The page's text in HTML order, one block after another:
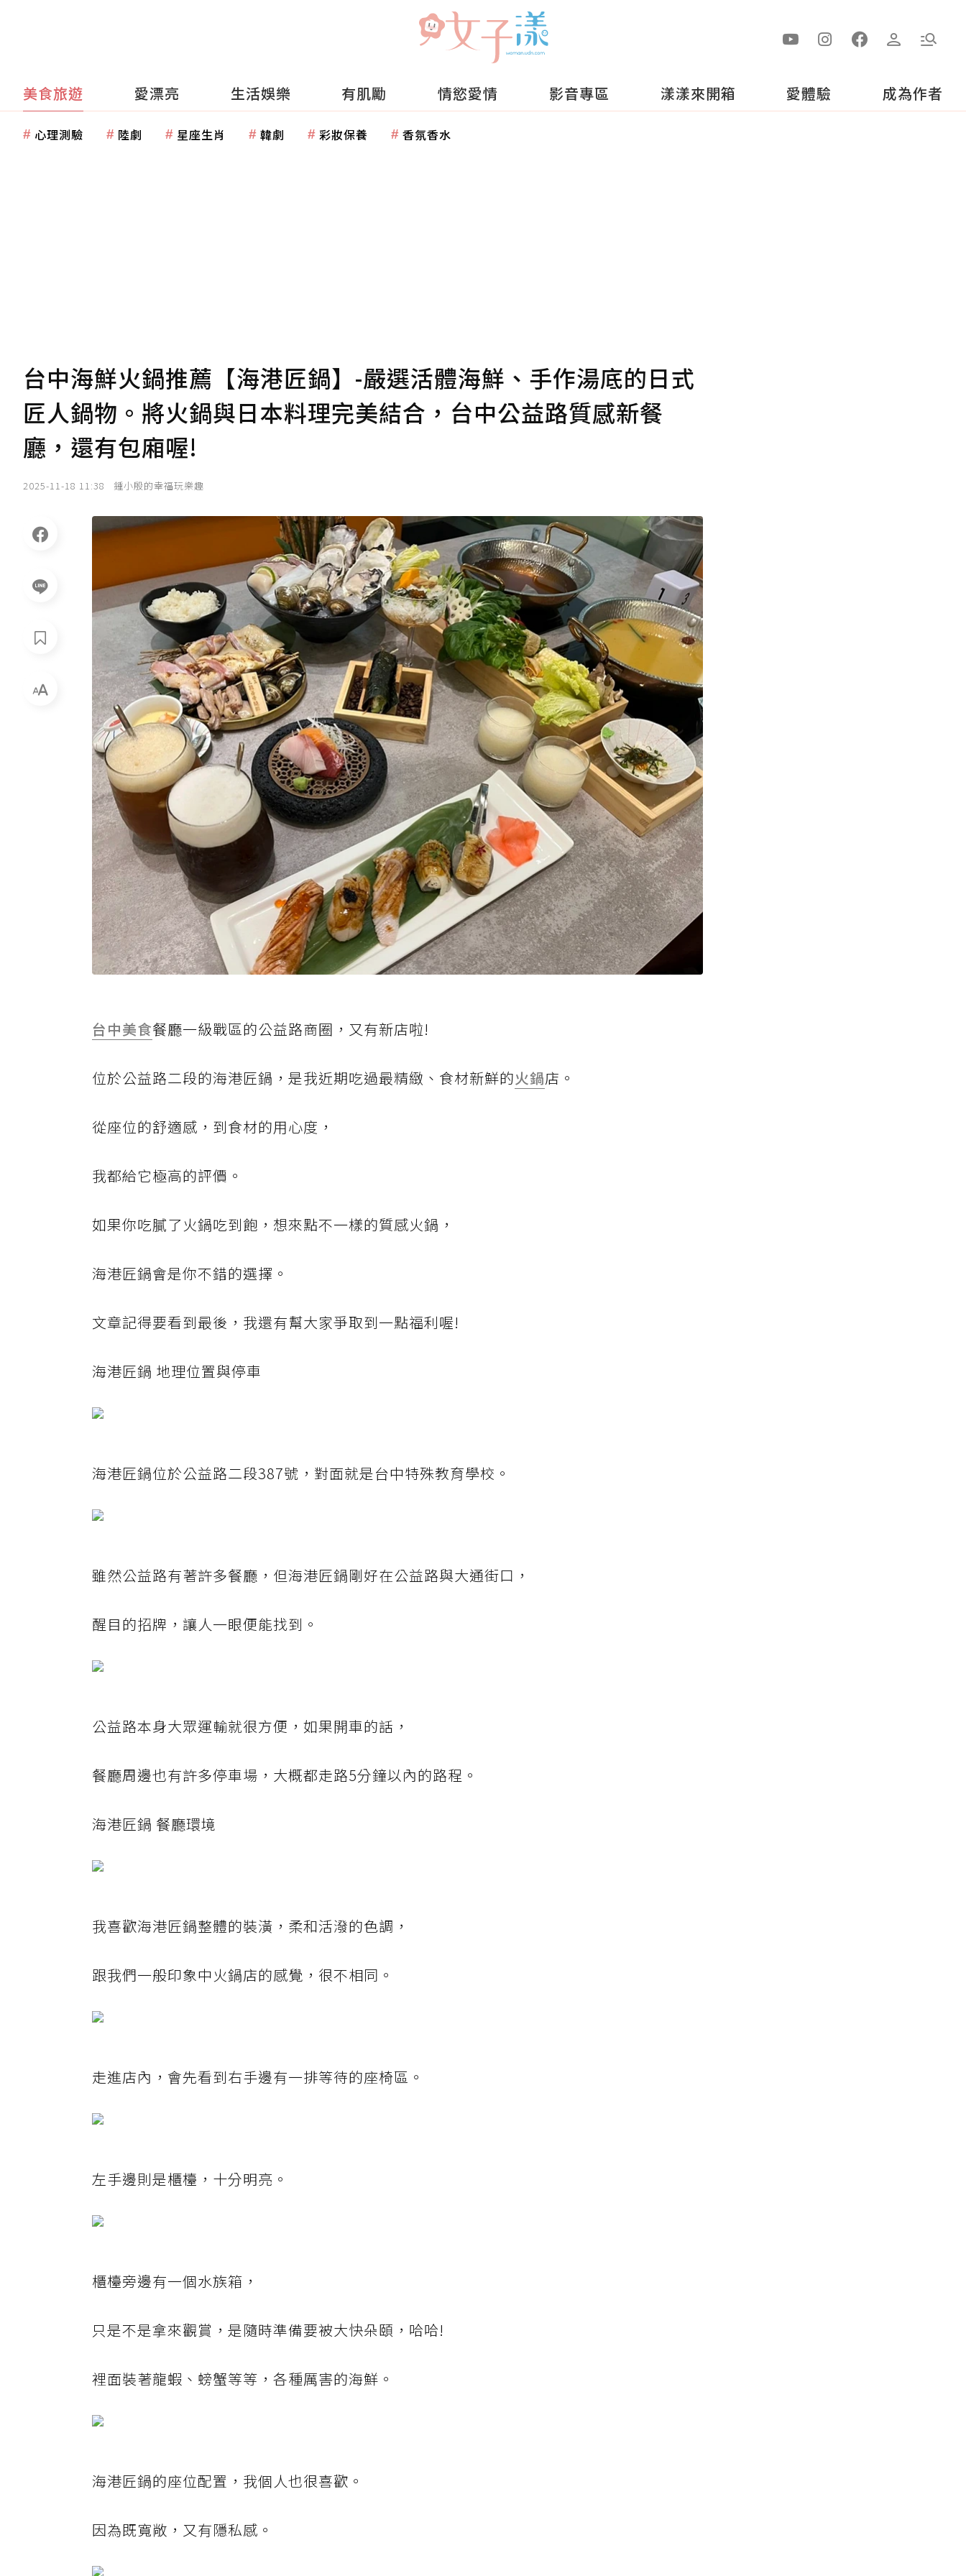
美食旅遊 愛漂亮 生活娛樂 有肌勵 情慾愛情 影音專區 漾漾來開箱 愛體驗 成為作者
心理測驗 陸劇 星座生肖 韓劇 彩妝保養 香氛香水
台中海鮮火鍋推薦【海港匠鍋】-嚴選活體海鮮、手作湯底的日式
匠人鍋物。將火鍋與日本料理完美結合，台中公益路質感新餐
廳，還有包廂喔!
2025-11-18 11:38 鍾小殷的幸福玩樂趣
台中美食餐廳一級戰區的公益路商圈，又有新店啦!
位於公益路二段的海港匠鍋，是我近期吃過最精緻、食材新鮮的火鍋店。
從座位的舒適感，到食材的用心度，
我都給它極高的評價。
如果你吃膩了火鍋吃到飽，想來點不一樣的質感火鍋，
海港匠鍋會是你不錯的選擇。
文章記得要看到最後，我還有幫大家爭取到一點福利喔!
海港匠鍋 地理位置與停車
海港匠鍋位於公益路二段387號，對面就是台中特殊教育學校。
雖然公益路有著許多餐廳，但海港匠鍋剛好在公益路與大通街口，
醒目的招牌，讓人一眼便能找到。
公益路本身大眾運輸就很方便，如果開車的話，
餐廳周邊也有許多停車場，大概都走路5分鐘以內的路程。
海港匠鍋 餐廳環境
我喜歡海港匠鍋整體的裝潢，柔和活潑的色調，
跟我們一般印象中火鍋店的感覺，很不相同。
走進店內，會先看到右手邊有一排等待的座椅區。
左手邊則是櫃檯，十分明亮。
櫃檯旁邊有一個水族箱，
只是不是拿來觀賞，是隨時準備要被大快朵頤，哈哈!
裡面裝著龍蝦、螃蟹等等，各種厲害的海鮮。
海港匠鍋的座位配置，我個人也很喜歡。
因為既寬敞，又有隱私感。